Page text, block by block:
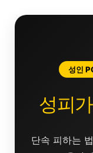
성인
성피
단속 피하는